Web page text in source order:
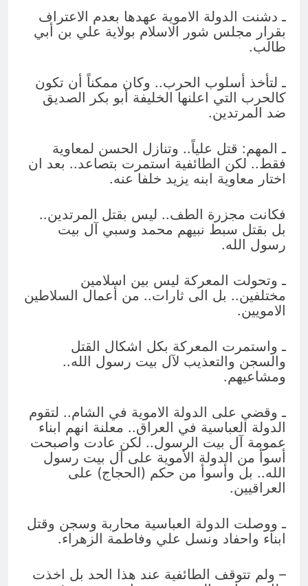
ـ دشنت الدولة الاموية عهدها بعدم الاعتراف
بقرار مجلس شور الاسلام بولاية علي بن أبي
طالب.
ـ لتأخذ أسلوب الحرب.. وكان ممكناً أن تكون
كالحرب التي اعلنها الخليفة أبو بكر الصديق
ضد المرتدين.
ـ المهم: قتل علياً.. وتنازل الحسن لمعاوية
فقط.. لكن الطائفية استمرت بتصاعد.. بعد ان
اختار معاوية ابنه يزيد خلفا عنه.
فكانت مجزرة الطف.. ليس بقتل المرتدين..
بل بقتل سبط نبيهم محمد وسبي آل بيت
رسول الله.
ـ وتحولت المعركة ليس بين اسلامين
مختلفين.. بل الى ثارات.. من أعمال السلاطين
الامويين.
ـ واستمرت المعركة بكل اشكال القتل
والسجن والتعذيب لآل بيت رسول الله..
ومشاعيهم.
ـ وقضي على الدولة الاموية في الشام.. لتقوم
الدولة العباسية في العراق.. معلنة انهم ابناء
عمومة آل بيت الرسول.. لكن عادت واصبحت
أسوأ من الدولة الأموية على آل بيت رسول
الله.. بل وأسوأ من حكم (الحجاج) على
العراقيين.
ـ ووصلت الدولة العباسية محاربة وسجن وقتل
ابناء واحفاد ونسل علي وفاطمة الزهراء.
– ولم تتوقف الطائفية عند هذا الحد بل اخذت